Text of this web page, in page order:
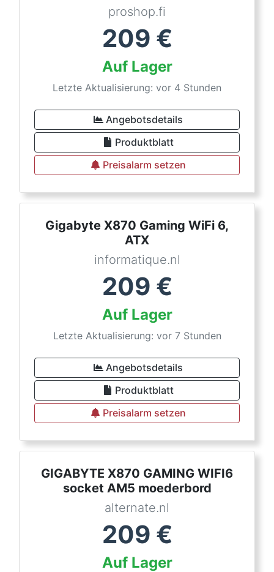
proshop.fi
209 €
Auf Lager
Letzte Aktualisierung: vor 4 Stunden
Angebotsdetails
Produktblatt
Preisalarm setzen
Gigabyte X870 Gaming WiFi 6,
ATX
informatique.nl
209 €
Auf Lager
Letzte Aktualisierung: vor 7 Stunden
Angebotsdetails
Produktblatt
Preisalarm setzen
GIGABYTE X870 GAMING WIFI6
socket AM5 moederbord
alternate.nl
209 €
Auf Lager